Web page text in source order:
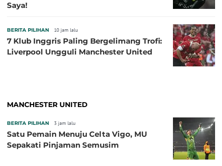
Saya!
BERITA PILIHAN 10 jam lalu
7 Klub Inggris Paling Bergelimang Trofi:
Liverpool Ungguli Manchester United
MANCHESTER UNITED
BERITA PILIHAN 3 jam lalu
Satu Pemain Menuju Celta Vigo, MU
Sepakati Pinjaman Semusim